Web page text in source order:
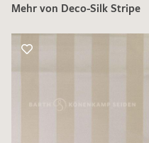
Mehr von Deco-Silk Stripe